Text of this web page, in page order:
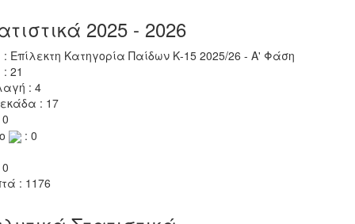
2025 - 2026
: Επίλεκτη Κατηγορία Παίδων Κ-15 2025/26 - Α' Φάση
21
: 4
: 17
: 0
: 1176